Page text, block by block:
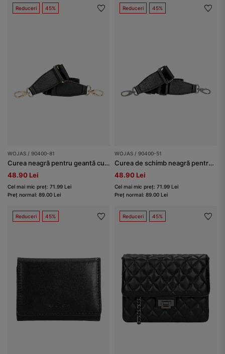
Reduceri 45%
WOJAS / 90400-81
Curea neagră pentru geantă cu închizători aurii
48.90 Lei
Cel mai mic preț: 71.99 Lei
Preț normal: 89.00 Lei
Reduceri 45%
WOJAS / 90400-51
Curea de schimb neagră pentru geantă
48.90 Lei
Cel mai mic preț: 71.99 Lei
Preț normal: 89.00 Lei
Reduceri 45% Reduceri 45%